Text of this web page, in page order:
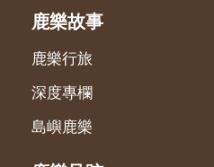
鹿樂故事
鹿樂行旅
深度專欄
島嶼鹿樂